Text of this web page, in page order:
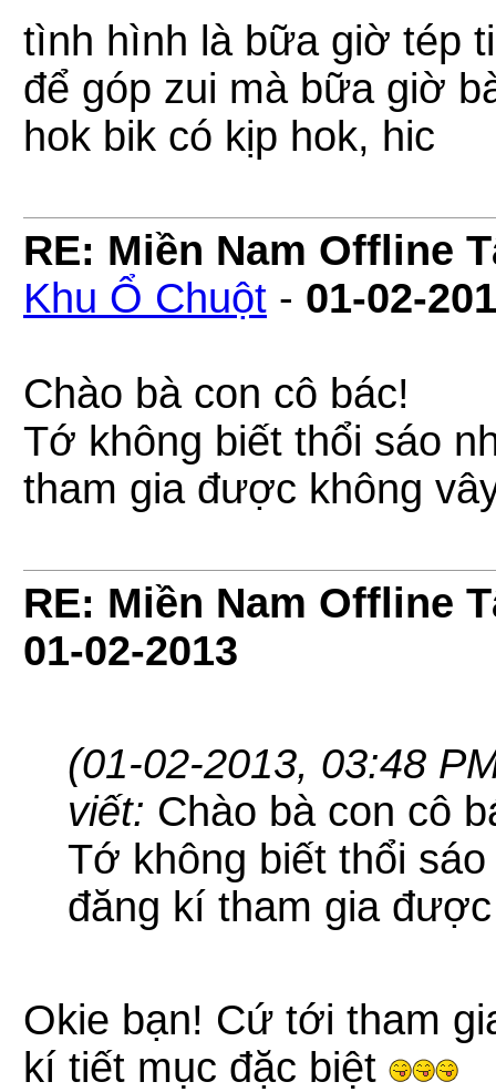
tình hình là bữa giờ tép
để góp zui mà bữa giờ
hok bik có kịp hok, hic
RE: Miền Nam Offline
Khu Ổ Chuột - 01-02-
Chào bà con cô bác!
Tớ không biết thổi sáo
tham gia được không
RE: Miền Nam Offline
01-02-2013
(01-02-2013, 03:48
viết: Chào bà con cô
Tớ không biết thổi
đăng kí tham gia
Okie bạn! Cứ tới tham
kí tiết mục đặc biệt